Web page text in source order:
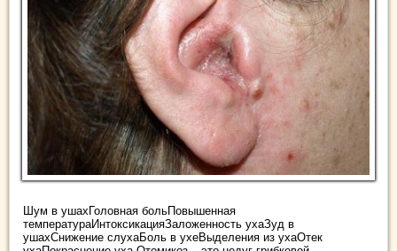
Шум в ушахГоловная больПовышенная
температураИнтоксикацияЗаложенность ухаЗуд в
ушахСнижение слухаБоль в ухеВыделения из ухаОтек